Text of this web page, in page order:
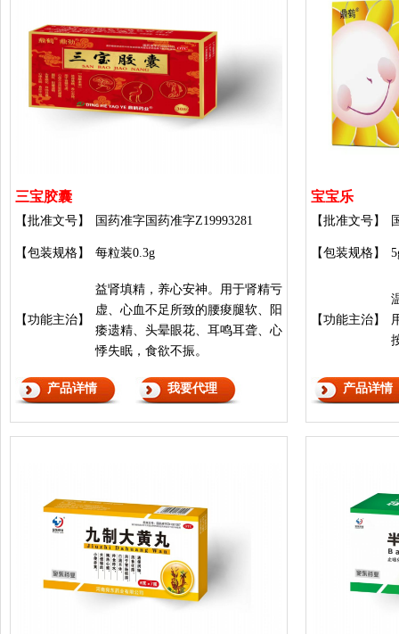
三宝胶囊
【批准文号】 国药准字国药准字Z19993281
【包装规格】 每粒装0.3g
【功能主治】
益肾填精，养心安神。用于肾精亏
虚、心血不足所致的腰痠腿软、阳
痿遗精、头晕眼花、耳鸣耳聋、心
悸失眠，食欲不振。
产品详情 我要代理
宝宝乐
【批准文号】
【包装规格】
【功能主治】
产品详情